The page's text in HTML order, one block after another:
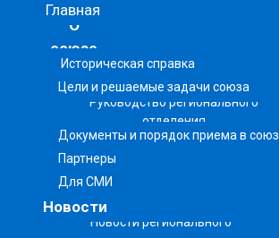
О
союзе
Новости
Главная
Историческая справка
Цели и решаемые задачи союза
Руководство регионального
отделения
Документы и порядок приема в союз
Партнеры
Для СМИ
Новости регионального